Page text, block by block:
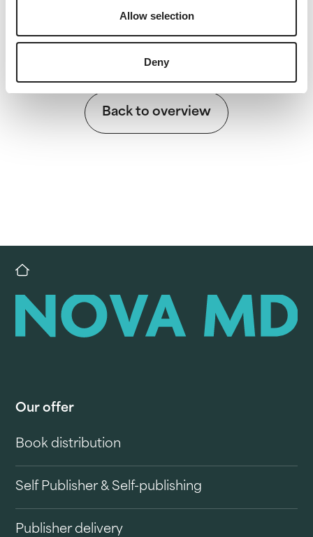
Allow selection
Deny
Back to overview
Our offer
Book distribution
Self Publisher & Self-publishing
Publisher delivery